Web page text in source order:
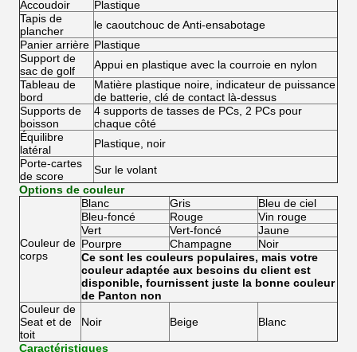
Accoudoir
Plastique
Tapis de
plancher
le caoutchouc de Anti-ensabotage
Panier arrière Plastique
Support de
sac de golf
Appui en plastique avec la courroie en nylon
Tableau de
bord
Matière plastique noire, indicateur de puissance
de batterie, clé de contact là-dessus
Supports de
boisson
4 supports de tasses de PCs, 2 PCs pour
chaque côté
Équilibre
latéral
Plastique, noir
Porte-cartes
de score
Sur le volant
Options de couleur
Couleur de
corps
Blanc Gris
Bleu de ciel
Bleu-foncé
Rouge
Vin rouge
Vert
Vert-foncé
Jaune
Pourpre
Champagne
Noir
Ce sont les couleurs populaires, mais votre
couleur adaptée aux besoins du client est
disponible, fournissent juste la bonne couleur
de Panton non
Couleur de
Seat et de
toit
Noir Beige Blanc
Caractéristiques